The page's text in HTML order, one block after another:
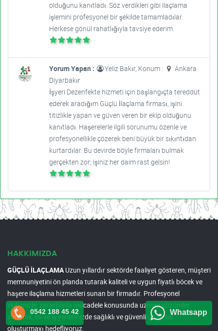
olduğunu kanıtladı. Söz verdikleri gibi ilaçlama
işlemini profesyonel bir şekilde tamamladılar.
Herkese gönül rahatlığıyla tavsiye ederim.
Yorum Yapan : Yeliz Bakır, Konum :
Ankara
Diyarbakır
İşyeri Dezenfekte hizmeti için başlangıçta tereddüt
ederek aradığım Güçlü İlaçlama firması, işini
titizlikle yapan ve güven veren bir ekip olduğunu
kanıtladı. Haşerelerle ilgili sorunumu özenle ve
profesyonellikle çözerek beni büyük bir sıkıntıdan
kurtardılar. Bu devirde böyle firmaları bulmak
gerçekten zor; işiniz her daim rast gelsin!
HAKKIMIZDA
GÜÇLÜ İLAÇLAMAUzun yıllardır sektörde faaliyet gösteren, müşteri
memnuniyetini ön planda tutarak kaliteli ve uygun fiyatlı böcek ve
haşere ilaçlama hizmetleri sunan bir firmadır. Profesyonel
ekibimizle, zararlılarla mücadele konusunda uzman çözümler
sunarak, ev ve iş yerlerinizde sağlıklı ve güvenli ortamlar
oluşturmayı hedefliyoruz.
0542 188 45 42 Whatsapp